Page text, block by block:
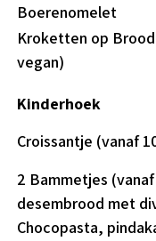
Boerenomelet
Kroketten op
vegan)
Kinderhoek
Croissantje (vanaf
2 Bammetjes
desembrood met
Chocopasta,